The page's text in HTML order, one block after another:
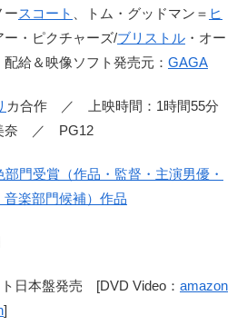
ースコート 、トム・グッドマン＝ ヒ
・ピクチャーズ/ブリストル ・オー
給＆映像ソフト発売元： GAGA
カ合作 ／ 上映時間：1時間55分
奈 ／ PG12
門受賞（作品・監督・主演男優・
楽部門候補）作品
日本盤発売 [DVD Video： amazon
]